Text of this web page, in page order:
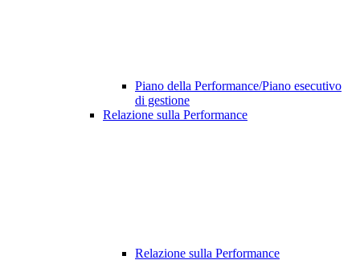
Piano della Performance/Piano esecutivo
di gestione
Relazione sulla Performance
Relazione sulla Performance